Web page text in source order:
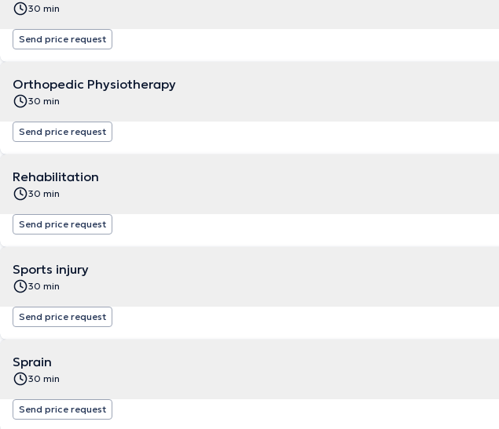
30 min
Send price request
Orthopedic Physiotherapy
30 min
Send price request
Rehabilitation
30 min
Send price request
Sports injury
30 min
Send price request
Sprain
30 min
Send price request